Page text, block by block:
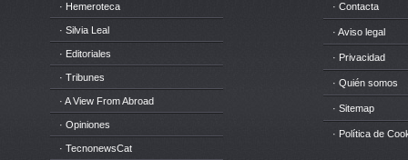
· Hemeroteca
· Silvia Leal
· Editoriales
· Tribunes
· A View From Abroad
· Opiniones
· TecnonewsCat
· Contacta
· Aviso legal
· Privacidad
· Quién somos
· Sitemap
· Política de